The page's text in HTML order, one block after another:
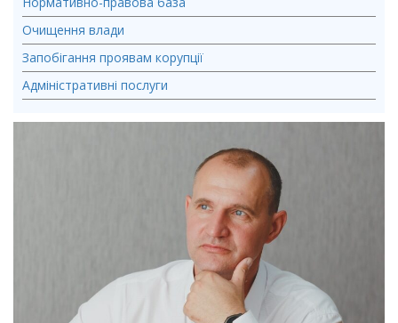
Очищення влади
Запобігання проявам корупції
Адміністративні послуги